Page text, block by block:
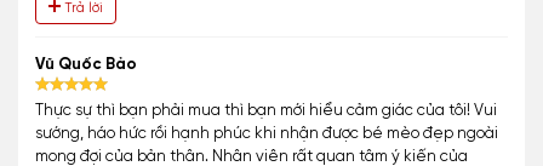
Trả lời
Vũ Quốc Bảo
Thực sự thì bạn phải mua thì bạn mới hiểu cảm giác của tôi! Vui
sướng, háo hức rồi hạnh phúc khi nhận được bé mèo đẹp ngoài
mong đợi của bản thân. Nhân viên rất quan tâm ý kiến của